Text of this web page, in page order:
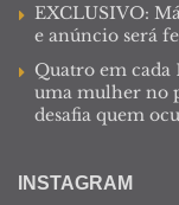
EXCLUSIVO:
e anúncio será
Quatro em cada
uma mulher no
desafia quem
INSTAGRAM